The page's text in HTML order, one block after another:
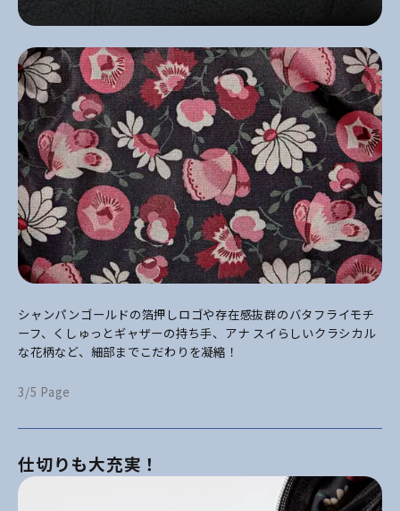
シャンパンゴールドの箔押しロゴや存在感抜群のバタフライモチ
ーフ、くしゅっとギャザーの持ち手、アナ スイらしいクラシカル
な花柄など、細部までこだわりを凝縮！
3/5 Page
仕切りも大充実！